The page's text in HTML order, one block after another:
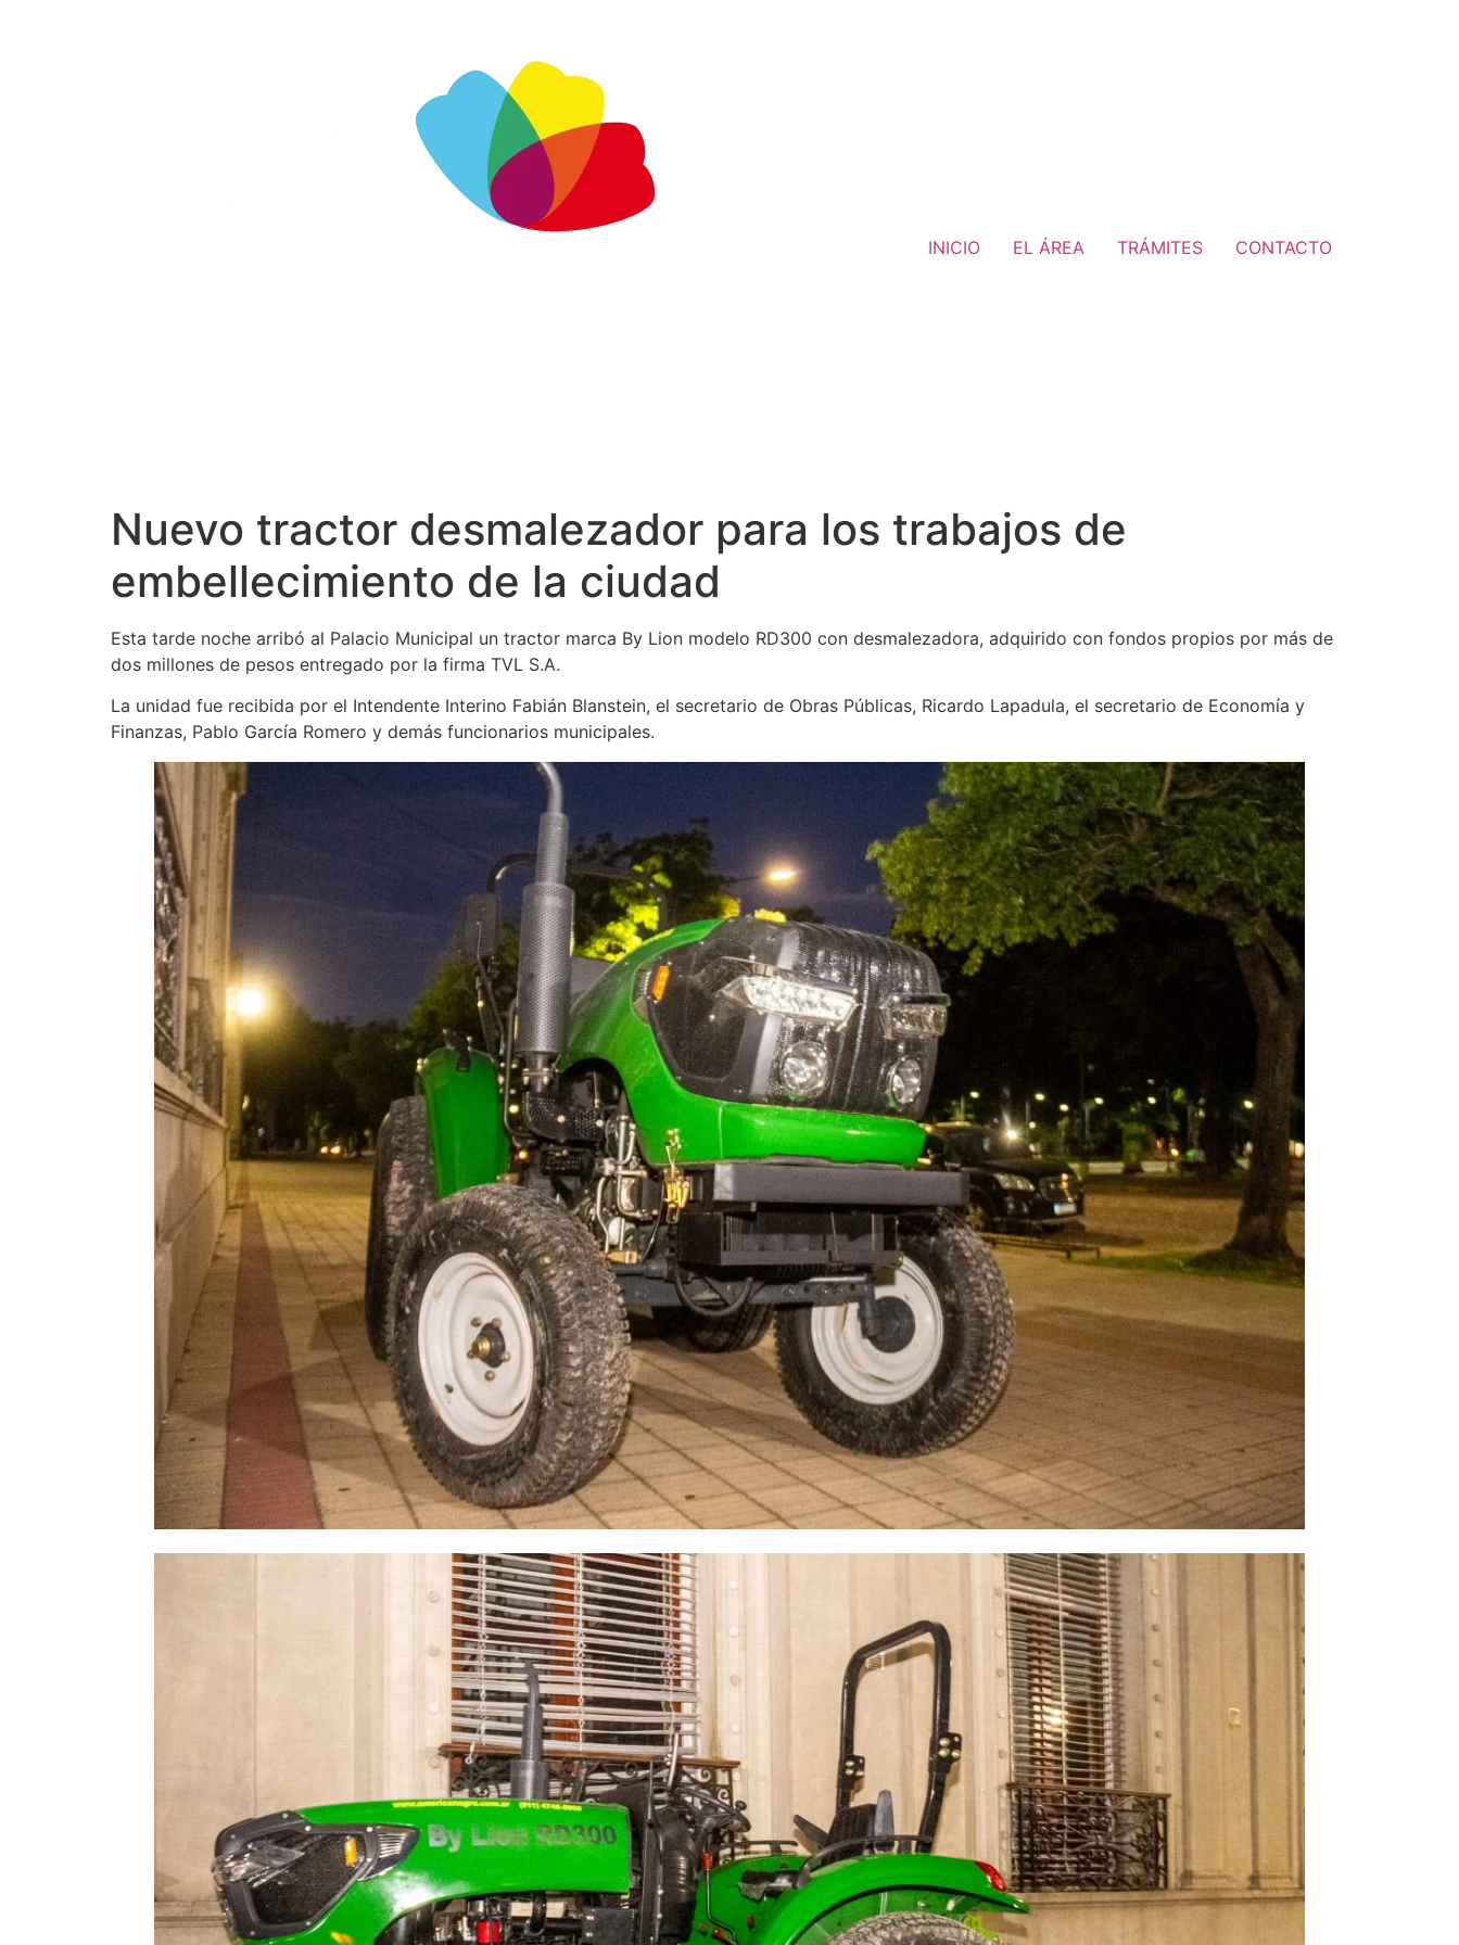
INICIO EL ÁREA TRÁMITES CONTACTO
Nuevo tractor desmalezador para los trabajos de
embellecimiento de la ciudad
Esta tarde noche arribó al Palacio Municipal un tractor marca By Lion modelo RD300 con desmalezadora, adquirido con fondos propios por más de
dos millones de pesos entregado por la firma TVL S.A.
La unidad fue recibida por el Intendente Interino Fabián Blanstein, el secretario de Obras Públicas, Ricardo Lapadula, el secretario de Economía y
Finanzas, Pablo García Romero y demás funcionarios municipales.